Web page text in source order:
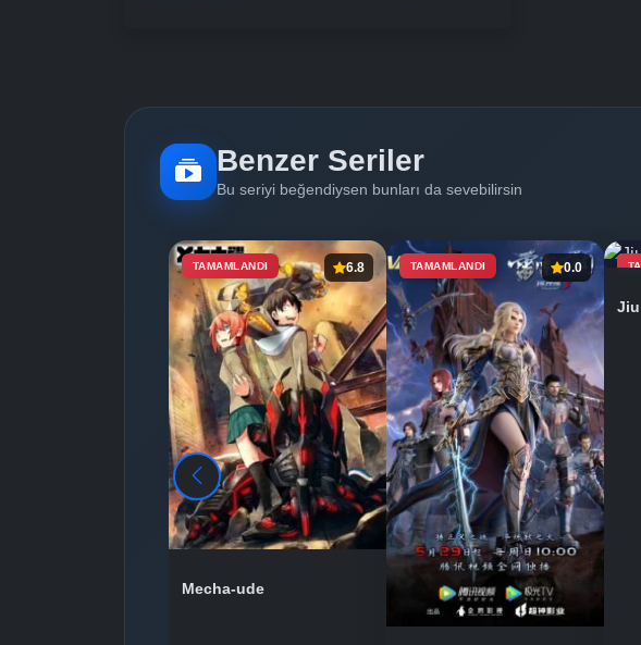
Benzer Seriler
Bu seriyi beğendiysen bunları da sevebilirsin
TAMAMLANDI 6.8
Mecha-ude
TAMAMLANDI 0.0
Jiu